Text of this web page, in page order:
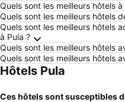
Quels sont les meilleurs hôtels à
Quels sont les meilleurs hôtels
Quels sont les meilleurs hôtels
à Pula ?
Quels sont les meilleurs hôtels
Quels sont les meilleurs hôtels
Hôtels Pula
Ces hôtels sont susceptibles